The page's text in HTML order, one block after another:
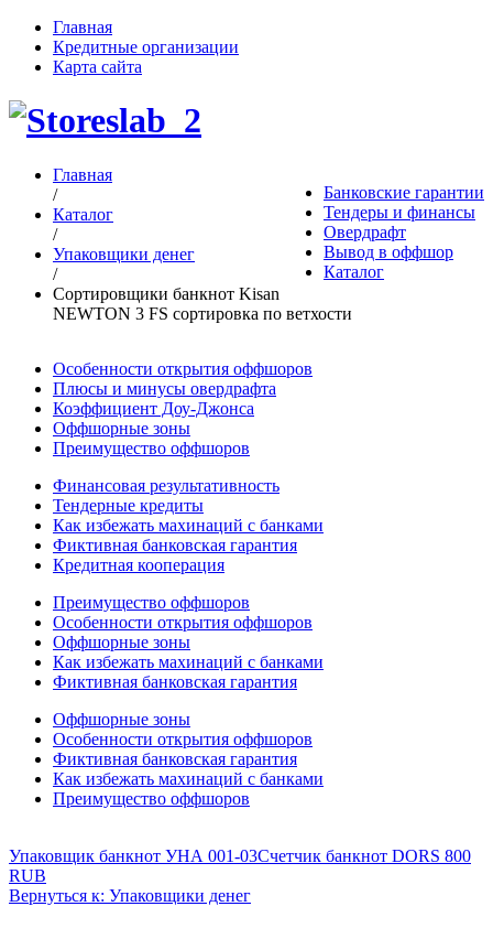
Главная
Кредитные организации
Карта сайта
Банковские гарантии
Тендеры и финансы
Овердрафт
Вывод в оффшор
Каталог
Главная
/
Каталог
/
Упаковщики денег
/
Сортировщики банкнот Kisan
NEWTON 3 FS сортировка по ветхости
Особенности открытия оффшоров
Плюсы и минусы овердрафта
Коэффициент Доу-Джонса
Оффшорные зоны
Преимущество оффшоров
Финансовая результативность
Тендерные кредиты
Как избежать махинаций с банками
Фиктивная банковская гарантия
Кредитная кооперация
Преимущество оффшоров
Особенности открытия оффшоров
Оффшорные зоны
Как избежать махинаций с банками
Фиктивная банковская гарантия
Оффшорные зоны
Особенности открытия оффшоров
Фиктивная банковская гарантия
Как избежать махинаций с банками
Преимущество оффшоров
Упаковщик банкнот УНА 001-03Счетчик банкнот DORS 800
RUB
Вернуться к: Упаковщики денег